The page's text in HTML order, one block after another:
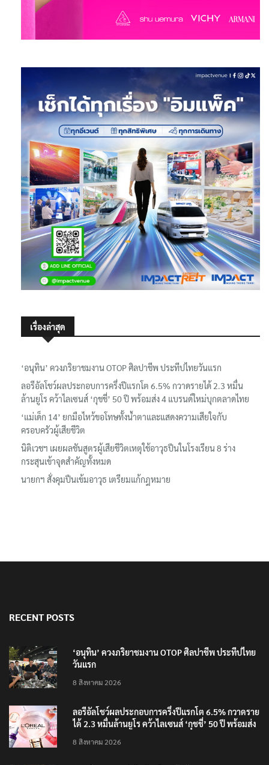
เรื่องล่าสุด
‘อนุทิน’ ควงภริยาชมงาน OTOP ศิลปาชีพ ประทีปไทยวันแรก
ลอรีอัลโชว์ผลประกอบการครึ่งปีแรกโต 6.5% กวาดรายได้ 2.3 หมื่น
ล้านยูโร คว้าไลเซนส์ ‘กุชชี่’ 50 ปี พร้อมส่ง 4 แบรนด์ใหม่บุกตลาดไทย
‘แม่เด็ก 14’ ยกมือไหว้ขอโทษทั้งน้ำตาและแสดงความเสียใจกับ
ครอบครัวผู้เสียชีวิต
นิติเวชฯ เผยผลชันสูตรผู้เสียชีวิตเหตุใช้อาวุธปืนในโรงเรียน 8 ร่าง
กระสุนเข้าจุดสำคัญทั้งหมด
นายกฯ สั่งคุมปืนเข้มอาวุธ เตรียมแก้กฎหมาย
RECENT POSTS
‘อนุทิน’ ควงภริยาชมงาน OTOP ศิลปาชีพ ประทีปไทย
วันแรก
8 สิงหาคม 2026
ลอรีอัลโชว์ผลประกอบการครึ่งปีแรกโต 6.5% กวาดราย
ได้ 2.3 หมื่นล้านยูโร คว้าไลเซนส์ ‘กุชชี่’ 50 ปี พร้อมส่ง
8 สิงหาคม 2026